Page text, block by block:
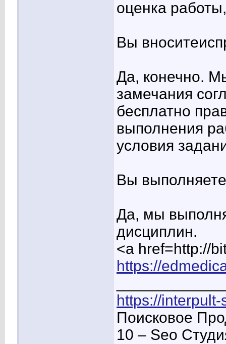
оценка
Вы
Да, конечно.
замечания
бесплатно
выполнения
условия
Вы
Да, мы
дисциплин.
<a href=http://
https://
https://
Поисковое
10 – Seo